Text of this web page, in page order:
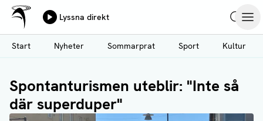
Hoppa
till
huvudinnehåll
Ålands Radio & TV
Lyssna direkt
Start
Nyheter Sommarprat Sport Kultur
Spontanturismen uteblir: "Inte så
där superduper"